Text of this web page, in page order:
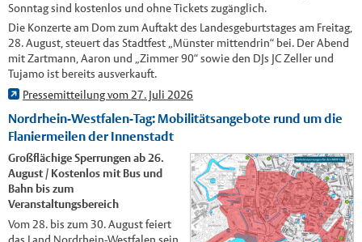
Sonntag sind kostenlos und ohne Tickets zugänglich.
Die Konzerte am Dom zum Auftakt des Landesgeburtstages am Freitag,
28. August, steuert das Stadtfest „Münster mittendrin“ bei. Der Abend
mit Zartmann, Aaron und „Zimmer 90“ sowie den DJs JC Zeller und
Tujamo ist bereits ausverkauft.
Pressemitteilung vom 27. Juli 2026
Nordrhein-Westfalen-Tag: Mobilitätsangebote rund um die
Flaniermeilen der Innenstadt
Großflächige Sperrungen ab 26.
August / Kostenlos mit Bus und
Bahn bis zum
Veranstaltungsbereich
Vom 28. bis zum 30. August feiert
das Land Nordrhein-Westfalen sein